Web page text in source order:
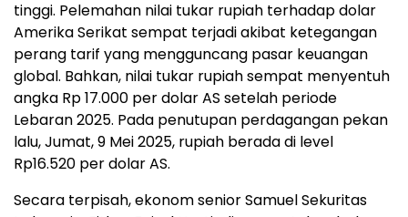
tinggi. Pelemahan nilai tukar rupiah terhadap dolar
Amerika Serikat sempat terjadi akibat ketegangan
perang tarif yang mengguncang pasar keuangan
global. Bahkan, nilai tukar rupiah sempat menyentuh
angka Rp 17.000 per dolar AS setelah periode
Lebaran 2025. Pada penutupan perdagangan pekan
lalu, Jumat, 9 Mei 2025, rupiah berada di level
Rp16.520 per dolar AS.
Secara terpisah, ekonom senior Samuel Sekuritas